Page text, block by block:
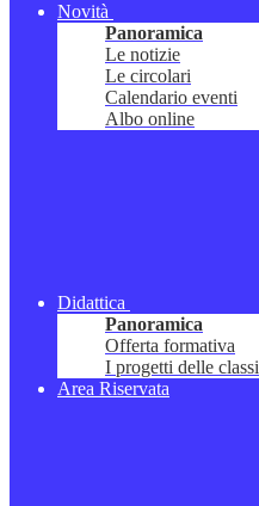
Novità
Panoramica
Le notizie
Le circolari
Calendario eventi
Albo online
Didattica
Panoramica
Offerta formativa
I progetti delle classi
Area Riservata